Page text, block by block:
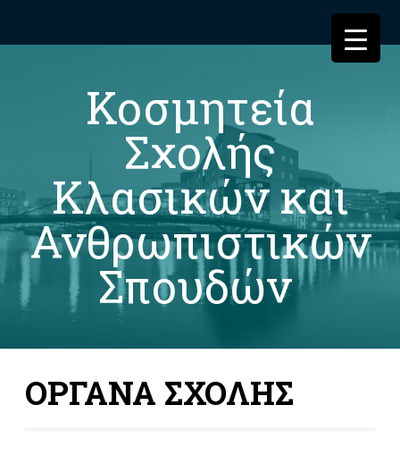
Κοσμητεία
Σχολής
Κλασικών και
Ανθρωπιστικών
Σπουδών
ΟΡΓΑΝΑ ΣΧΟΛΗΣ